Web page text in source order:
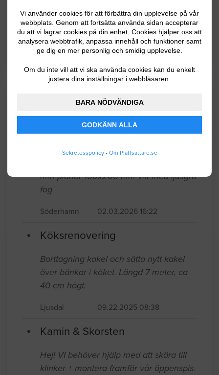
Vi använder cookies för att förbättra din upplevelse på vår
webbplats. Genom att fortsätta använda sidan accepterar
du att vi lagrar cookies på din enhet. Cookies hjälper oss att
analysera webbtrafik, anpassa innehåll och funktioner samt
ge dig en mer personlig och smidig upplevelse.
Om du inte vill att vi ska använda cookies kan du enkelt
justera dina inställningar i webbläsaren.
BARA NÖDVÄNDIGA
GODKÄNN ALLA
Sekretesspolicy• Om Plattsattare.se
den klart största arbetsgivaren.
BYGGLOVSINFORMATION FÖR SANDVIKEN
Senaste förfrågningar
mm plattor 100x200 mm vitt med ljusgrå
fog
Söderhamn 02.03.2026 16:22
Köksrenovering
Borttagning kakel och sätta nytt kakel
över bänkar i köket. Längd 7 meter, ca
40 cm högt.
Ljusdal 09.22.2025 08:38
Kamin & Skorsten
Hej! VI behöver hjälp med att skära till
klinker + montera framför vår öppenspis.